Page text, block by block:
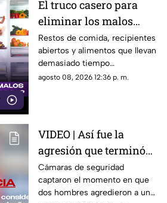
El truco casero para
eliminar los malos
olores del refrigerador
Restos de comida, recipientes
abiertos y alimentos que llevan
demasiado tiempo
almacenados pueden provocar
agosto 08, 2026 12:36 p. m.
VIDEO | Así fue la
agresión que terminó
en tragedia familiar en
Puebla
Cámaras de seguridad
captaron el momento en que
dos hombres agredieron a un